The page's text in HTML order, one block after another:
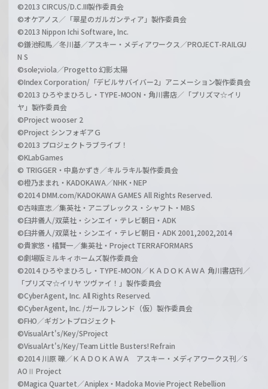
©2013 CIRCUS/D.C.III製作委員会
©オケアノス／「翠星のガルガンティア」製作委員会
©2013 Nippon Ichi Software, Inc.
©鎌池和馬／冬川基／アスキー・メディアワークス／PROJECT-RAILGU
N S
©sole;viola／Progetto 幻影太陽
©Index Corporation/「デビルサバイバー2」アニメーション製作委員会
©2013 ひろやまひろし・TYPE-MOON・角川書店／「プリズマ☆イリ
ヤ」製作委員会
©Project wooser 2
©Project シンフォギアＧ
©2013 プロジェクトラブライブ！
©KLabGames
© TRIGGER・中島かずき／キルラキル製作委員会
©橙乃ままれ・KADOKAWA／NHK・NEP
©2014 DMM.com/KADOKAWA GAMES All Rights Reserved.
©古味直志／集英社・アニプレックス・シャフト・MBS
©臼井儀人/双葉社・シンエイ・テレビ朝日・ADK
©臼井儀人/双葉社・シンエイ・テレビ朝日・ADK 2001,2002,2014
©貴家悠・橘賢一／集英社・Project TERRAFORMARS
©劇場版ミルキィホームズ製作委員会
©2014 ひろやまひろし・TYPE-MOON／ＫＡＤＯＫＡＷＡ 角川書店刊／
「プリズマ☆イリヤ ツヴァイ！」製作委員会
©CyberAgent, Inc. All Rights Reserved.
©CyberAgent, Inc. /ガールフレンド（仮）製作委員会
©FHO／ギガントプロジェクト
©VisualArt's/Key/SProject
©VisualArt's/Key/Team Little Busters! Refrain
©2014 川原 礫／ＫＡＤＯＫＡＷＡ アスキー・メディアワークス刊／S
AOⅡ Project
©Magica Quartet／Aniplex・Madoka Movie Project Rebellion